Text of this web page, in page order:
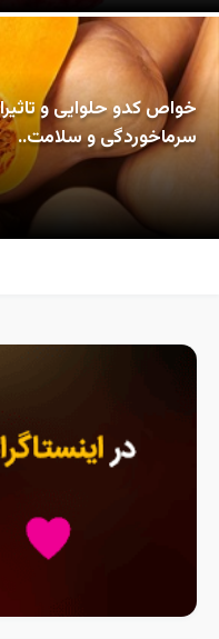
خواص کدو حلوایی و
سرماخوردگی و سلامت..